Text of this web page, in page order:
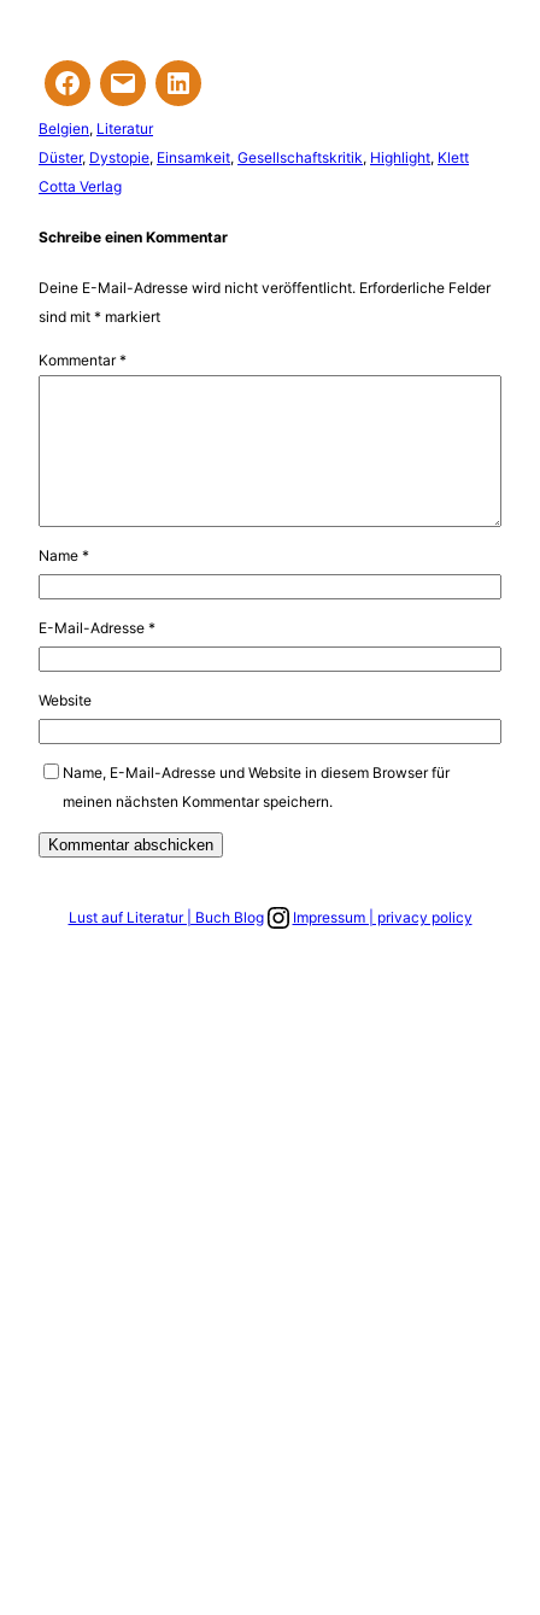
Belgien, Literatur
Düster, Dystopie, Einsamkeit, Gesellschaftskritik, Highlight, Klett
Cotta Verlag
Schreibe einen Kommentar
Deine E-Mail-Adresse wird nicht veröffentlicht. Erforderliche Felder
sind mit * markiert
Kommentar*
Name *
E-Mail-Adresse *
Website
Name, E-Mail-Adresse und Website in diesem Browser für
meinen nächsten Kommentar speichern.
Lust auf Literatur | Buch BlogLink zum Instagram Account
Impressum | privacy policy